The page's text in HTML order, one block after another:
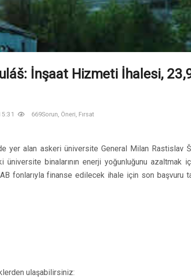
İnşaat Hizmeti İhalesi,
669Sorun, Öneri, Fırsat
yer alan askeri üniversite General Milan Rastislav
üniversite binalarının enerji yoğunluğunu azaltmak
fonlarıyla finanse edilecek ihale için son başvuru
ulaşabilirsiniz: